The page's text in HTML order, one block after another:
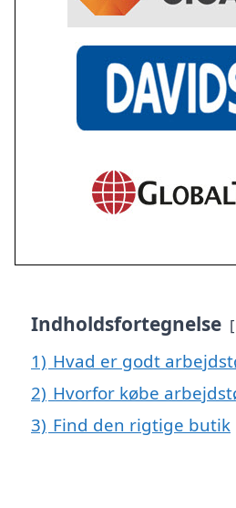
Indholdsfortegnelse
1) Hvad er godt
2) Hvorfor købe
3) Find den rigtige butik